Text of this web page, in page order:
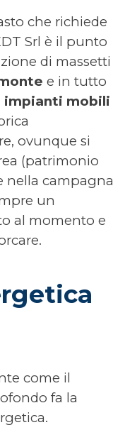
che richiede
Srl è il punto
di massetti
e in tutto
impianti mobili
ovunque si
(patrimonio
nella campagna
un
al momento e
come il
fa la